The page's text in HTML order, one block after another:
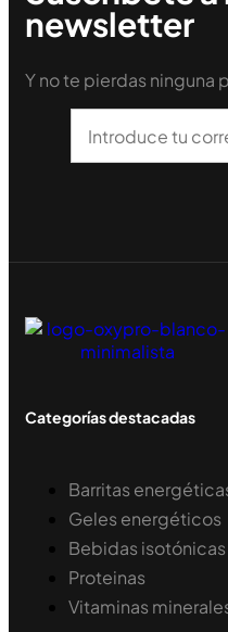
newsletter
Y no te pierdas ninguna
Categorías destacadas
Barritas
Geles energéticos
Bebidas isotónicas
Proteinas
Vitaminas